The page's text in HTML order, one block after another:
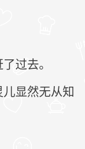
过去。
显然无从知